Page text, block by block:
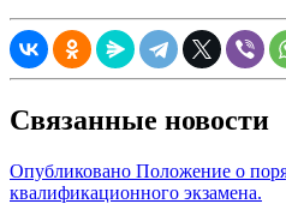
Связанные новости
Опубликовано Положение о
квалификационного экзамена.